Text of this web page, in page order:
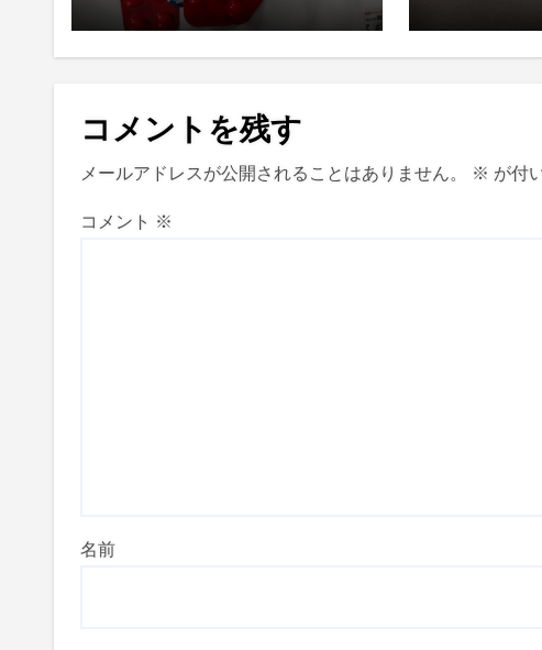
コメントを残す
メールアドレスが公開されることはありません。 ※ が付
コメント ※
名前